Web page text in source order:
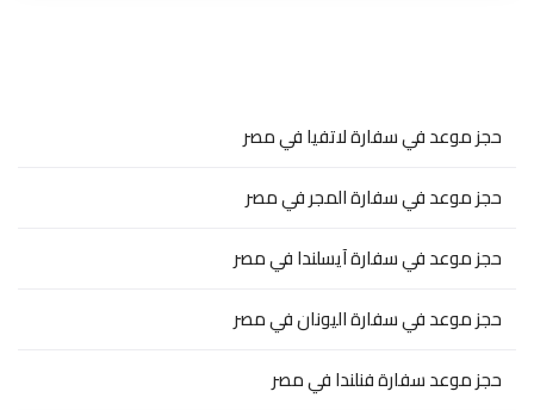
حجز موعد في سفارة لاتفيا في مصر
حجز موعد في سفارة المجر في مصر
حجز موعد في سفارة آيسلندا في مصر
حجز موعد في سفارة اليونان في مصر
حجز موعد سفارة فنلندا في مصر